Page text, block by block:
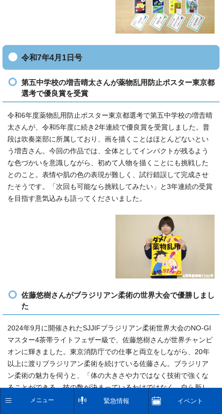
令和7年4月1日号
第五中学校の増𠮷晴太さんが薬物乱用防止ポスター東京都
選考で優良賞を受賞
令和6年度薬物乱用防止ポスター東京都選考で第五中学校の増𠮷晴
太さんが、令和5年度に続き2年連続で優良賞を受賞しました。普
段は吹奏楽部に所属しており、画を描くことはほとんどないとい
う増𠮷さん。今回の作品では、全体としてインパクトが残るよう
な色づかいを意識しながら、初めて人物を描くことにも挑戦した
とのこと。表情や肌の色の表現が難しく、試行錯誤して完成させ
たそうです。「次回も可能なら挑戦してみたい」と3年連続の受賞
を目指す意気込みも語ってくださいました。
佐藤悠樹さんがブラジリアン柔術の世界大会で優勝しまし
た
2024年9月に開催されたSJJIFブラジリアン柔術世界大会のNO-GI
マスター4茶帯ライトフェザー級で、佐藤悠樹さんが世界チャンピ
オンに輝きました。東京消防庁での仕事と両立をしながら、20年
以上に渡りブラジリアン柔術を続けている佐藤さん。ブラジリア
ン柔術の魅力を伺うと、「体の大きさや力ではなく技術で強くな
ることができる。技の数が決まっているわけではなく、自ら新し
い技を作っていくクリエイティブな部分が魅力的で、純粋に楽し
メニュー 緊急情報 イベント